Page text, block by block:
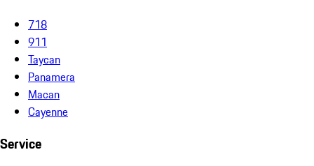
718
911
Taycan
Panamera
Macan
Cayenne
Service